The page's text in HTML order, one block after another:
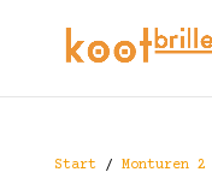
Start/ Monturen 2